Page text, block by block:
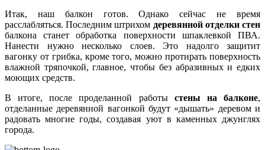
Итак, наш балкон готов. Однако сейчас не время
расслабляться. Последним штрихом деревянной отделки стен
балкона станет обработка поверхности шпаклевкой ПВА.
Нанести нужно несколько слоев. Это надолго защитит
вагонку от грибка, кроме того, можно протирать поверхность
влажной тряпочкой, главное, чтобы без абразивных и едких
моющих средств.
В итоге, после проделанной работы стены на балконе,
отделанные деревянной вагонкой будут «дышать» деревом и
радовать многие годы, создавая уют в каменных джунглях
города.